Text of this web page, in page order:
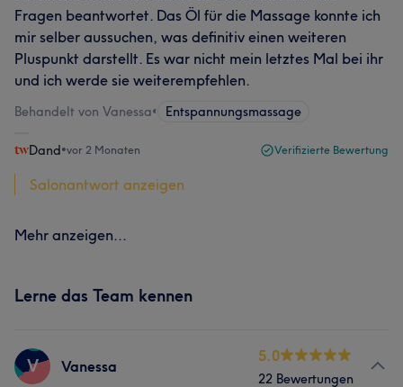
Fragen beantwortet. Das Öl für die Massage konnte ich
mir selber aussuchen, was definitiv einen weiteren
Pluspunkt darstellt. Es war nicht mein letztes Mal bei ihr
und ich werde sie weiterempfehlen.
Behandelt von Vanessa• Entspannungsmassage
Dand•vor 2 Monaten Verifizierte Bewertung
Salonantwort anzeigen
Mehr anzeigen...
Lerne das Team kennen
V Vanessa
5.0
22 Bewertungen